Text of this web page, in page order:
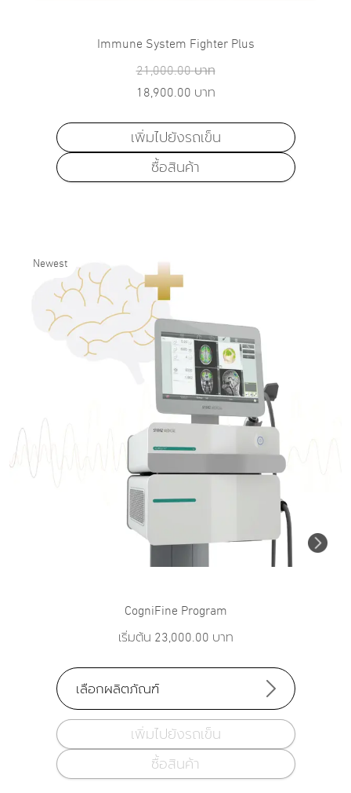
Immune System Fighter Plus
21,000.00 บาท
18,900.00 บาท
เพิ่มไปยังรถเข็น
ซื้อสินค้า
Newest
CogniFine Program
เริ่มต้น 23,000.00 บาท
เลือกผลิตภัณฑ์
เพิ่มไปยังรถเข็น
ซื้อสินค้า